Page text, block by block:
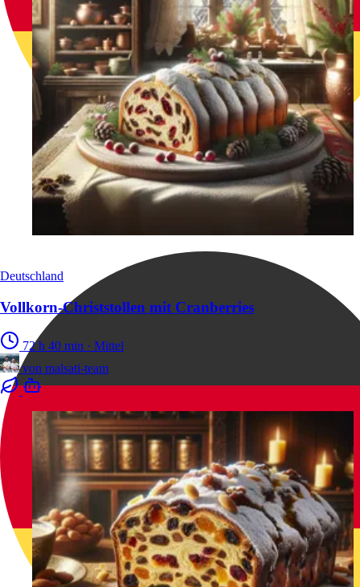
Deutschland
Vollkorn-Christstollen mit Cranberries
72 h 40 min · Mittel
von malsati-team